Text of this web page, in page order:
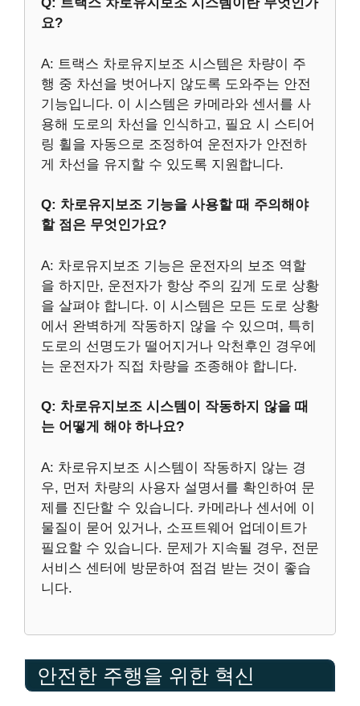
요?
A: 트랙스 차로유지보조 시스템은 차량이 주
행 중 차선을 벗어나지 않도록 도와주는 안전
기능입니다. 이 시스템은 카메라와 센서를 사
용해 도로의 차선을 인식하고, 필요 시 스티어
링 휠을 자동으로 조정하여 운전자가 안전하
게 차선을 유지할 수 있도록 지원합니다.
Q: 차로유지보조 기능을 사용할 때 주의해야
할 점은 무엇인가요?
A: 차로유지보조 기능은 운전자의 보조 역할
을 하지만, 운전자가 항상 주의 깊게 도로 상황
을 살펴야 합니다. 이 시스템은 모든 도로 상황
에서 완벽하게 작동하지 않을 수 있으며, 특히
도로의 선명도가 떨어지거나 악천후인 경우에
는 운전자가 직접 차량을 조종해야 합니다.
Q: 차로유지보조 시스템이 작동하지 않을 때
는 어떻게 해야 하나요?
A: 차로유지보조 시스템이 작동하지 않는 경
우, 먼저 차량의 사용자 설명서를 확인하여 문
제를 진단할 수 있습니다. 카메라나 센서에 이
물질이 묻어 있거나, 소프트웨어 업데이트가
필요할 수 있습니다. 문제가 지속될 경우, 전문
서비스 센터에 방문하여 점검 받는 것이 좋습
니다.
안전한 주행을 위한 혁신